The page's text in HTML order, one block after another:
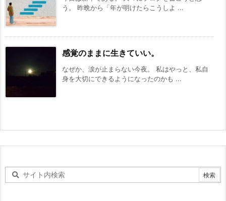
う。 昨晩から「年が明けたらこうしよ ...
感覚のままに生きていい。
なぜか、涙が止まらない今夜。 私はやっと、私自
身を大切にできるようになったのかも ...